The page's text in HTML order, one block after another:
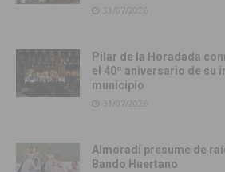
31/07/2026
Pilar de la Horadada
el 40º aniversario de su
municipio
31/07/2026
Almoradí presume de
Bando Huertano